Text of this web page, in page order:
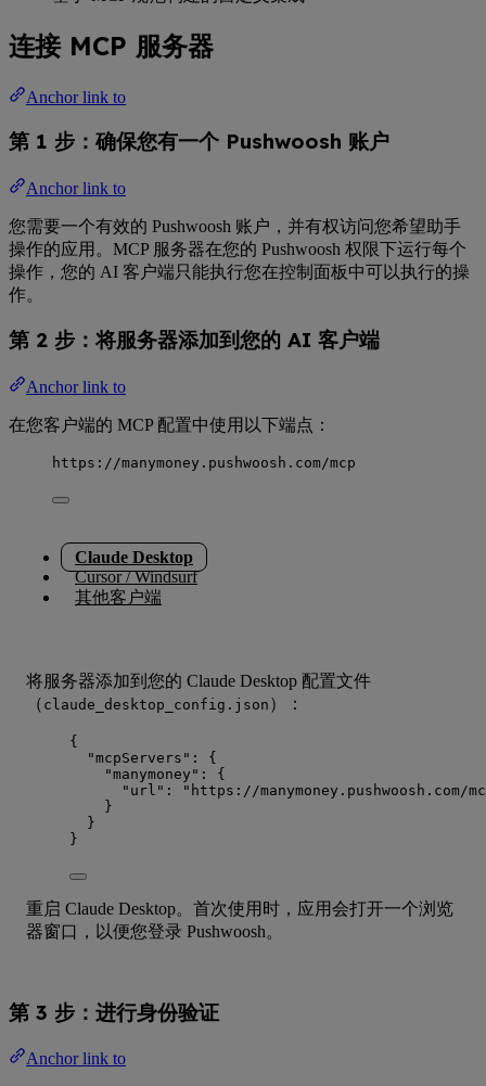
连接 MCP 服务器
Anchor link to
第 1 步：确保您有一个 Pushwoosh 账户
Anchor link to
您需要一个有效的 Pushwoosh 账户，并有权访问您希望助手
操作的应用。MCP 服务器在您的 Pushwoosh 权限下运行每个
操作，您的 AI 客户端只能执行您在控制面板中可以执行的操
作。
第 2 步：将服务器添加到您的 AI 客户端
Anchor link to
在您客户端的 MCP 配置中使用以下端点：
https://manymoney.pushwoosh.com/mcp
Claude Desktop
Cursor / Windsurf
其他客户端
将服务器添加到您的 Claude Desktop 配置文件
（ claude_desktop_config.json ）：
{
"mcpServers" : {
"manymoney" : {
"url" : " https://manymoney.pushwoosh.com/
}
}
}
重启 Claude Desktop。首次使用时，应用会打开一个浏览
器窗口，以便您登录 Pushwoosh。
第 3 步：进行身份验证
Anchor link to